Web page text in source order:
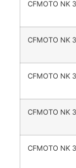
CFMOTO NK
CFMOTO NK
CFMOTO NK
CFMOTO NK
CFMOTO NK